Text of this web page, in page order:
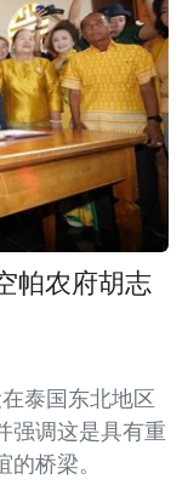
帕农府胡志
泰国东北地区
强调这是具有重
桥梁。